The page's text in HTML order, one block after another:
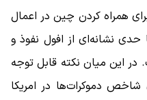
همراه کردن چین در اعمال
حدی نشانه‌ای از افول نفوذ و
این میان نکته قابل توجه
دموکرات‌ها در امریکا